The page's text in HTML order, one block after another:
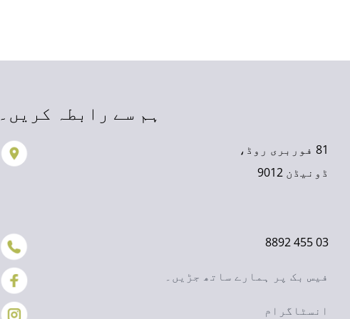
ہم سے رابطہ کریں۔
81 فوربری روڈ،
ڈونیڈن 9012
03 455 8892
فیس بک پر ہمارے ساتھ جڑیں۔
انسٹاگرام